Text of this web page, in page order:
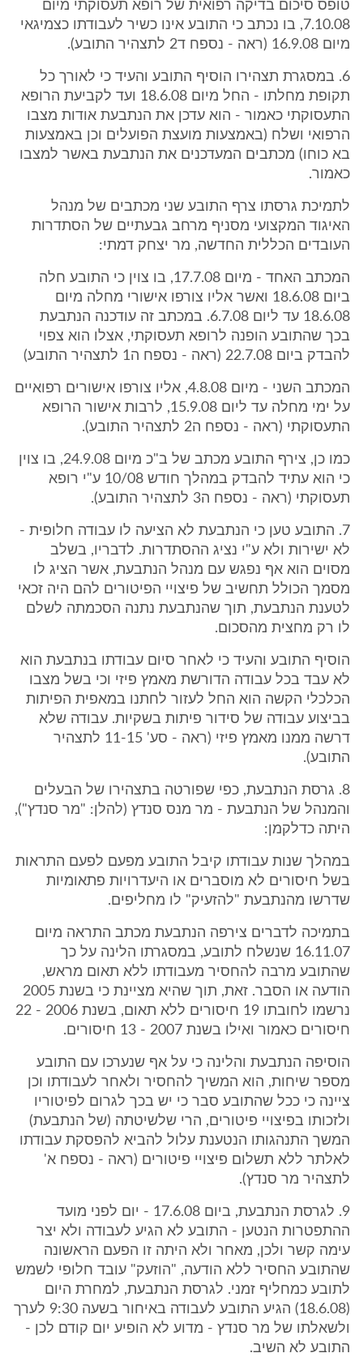
טופס סיכום בדיקה רפואית של רופא תעסוקתי מיום
7.10.08, בו נכתב כי התובע אינו כשיר לעבודתו כצמיגאי
מיום 16.9.08 (ראה - נספח ד2 לתצהיר התובע).
6. במסגרת תצהירו הוסיף התובע והעיד כי לאורך כל
תקופת מחלתו - החל מיום 18.6.08 ועד לקביעת הרופא
התעסוקתי כאמור - הוא עדכן את הנתבעת אודות מצבו
הרפואי ושלח (באמצעות מועצת הפועלים וכן באמצעות
בא כוחו) מכתבים המעדכנים את הנתבעת באשר למצבו
כאמור.
לתמיכת גרסתו צרף התובע שני מכתבים של מנהל
האיגוד המקצועי מסניף מרחב גבעתיים של הסתדרות
העובדים הכללית החדשה, מר יצחק דמתי:
המכתב האחד - מיום 17.7.08, בו צוין כי התובע חלה
ביום 18.6.08 ואשר אליו צורפו אישורי מחלה מיום
18.6.08 עד ליום 6.7.08. במכתב זה עודכנה הנתבעת
בכך שהתובע הופנה לרופא תעסוקתי, אצלו הוא צפוי
להבדק ביום 22.7.08 (ראה - נספח ה1 לתצהיר התובע)
המכתב השני - מיום 4.8.08, אליו צורפו אישורים רפואיים
על ימי מחלה עד ליום 15.9.08, לרבות אישור הרופא
התעסוקתי (ראה - נספח ה2 לתצהיר התובע).
כמו כן, צירף התובע מכתב של ב"כ מיום 24.9.08, בו צוין
כי הוא עתיד להבדק במהלך חודש 10/08 ע"י רופא
תעסוקתי (ראה - נספח ה3 לתצהיר התובע).
7. התובע טען כי הנתבעת לא הציעה לו עבודה חלופית -
לא ישירות ולא ע"י נציג ההסתדרות. לדבריו, בשלב
מסוים הוא אף נפגש עם מנהל הנתבעת, אשר הציג לו
מסמך הכולל תחשיב של פיצויי הפיטורים להם היה זכאי
לטענת הנתבעת, תוך שהנתבעת נתנה הסכמתה לשלם
לו רק מחצית מהסכום.
הוסיף התובע והעיד כי לאחר סיום עבודתו בנתבעת הוא
לא עבד בכל עבודה הדורשת מאמץ פיזי וכי בשל מצבו
הכלכלי הקשה הוא החל לעזור לחתנו במאפית הפיתות
בביצוע עבודה של סידור פיתות בשקיות. עבודה שלא
דרשה ממנו מאמץ פיזי (ראה - סע' 11-15 לתצהיר
התובע).
8. גרסת הנתבעת, כפי שפורטה בתצהירו של הבעלים
והמנהל של הנתבעת - מר מנס סנדץ (להלן: "מר סנדץ"),
היתה כדלקמן:
במהלך שנות עבודתו קיבל התובע מפעם לפעם התראות
בשל חיסורים לא מוסברים או היעדרויות פתאומיות
שדרשו מהנתבעת "להזעיק" לו מחליפים.
בתמיכה לדברים צירפה הנתבעת מכתב התראה מיום
16.11.07 שנשלח לתובע, במסגרתו הלינה על כך
שהתובע מרבה להחסיר מעבודתו ללא תאום מראש,
הודעה או הסבר. זאת, תוך שהיא מציינת כי בשנת 2005
נרשמו לחובתו 19 חיסורים ללא תאום, בשנת 2006 - 22
חיסורים כאמור ואילו בשנת 2007 - 13 חיסורים.
הוסיפה הנתבעת והלינה כי על אף שנערכו עם התובע
מספר שיחות, הוא המשיך להחסיר ולאחר לעבודתו וכן
ציינה כי ככל שהתובע סבר כי יש בכך לגרום לפיטוריו
ולזכותו בפיצויי פיטורים, הרי שלשיטתה (של הנתבעת)
המשך התנהגותו הנטענת עלול להביא להפסקת עבודתו
לאלתר ללא תשלום פיצויי פיטורים (ראה - נספח א'
לתצהיר מר סנדץ).
9. לגרסת הנתבעת, ביום 17.6.08 - יום לפני מועד
ההתפטרות הנטען - התובע לא הגיע לעבודה ולא יצר
עימה קשר ולכן, מאחר ולא היתה זו הפעם הראשונה
שהתובע החסיר ללא הודעה, "הוזעק" עובד חלופי לשמש
לתובע כמחליף זמני. לגרסת הנתבעת, למחרת היום
(18.6.08) הגיע התובע לעבודה באיחור בשעה 9:30 לערך
ולשאלתו של מר סנדץ - מדוע לא הופיע יום קודם לכן -
התובע לא השיב.